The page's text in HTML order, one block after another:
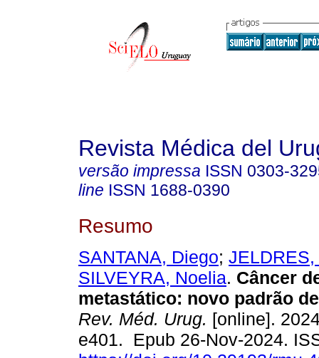
Revista Médica del
versão impressa ISSN 0303-
line ISSN 1688-0390
Resumo
SANTANA, Diego;
SILVEYRA, Noelia. Câncer
metastático: novo padrão
Rev. Méd. Urug. [online].
e401. Epub 26-Nov-2024.